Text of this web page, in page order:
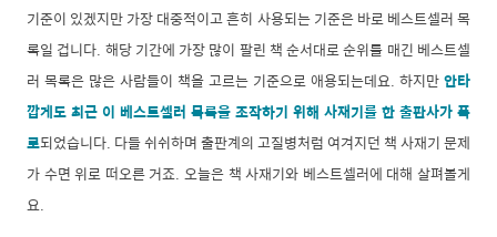
기준이 있겠지만 가장 대중적이고 흔히 사용되는 기준은 바로 베스트셀러 목
록일 겁니다. 해당 기간에 가장 많이 팔린 책 순서대로 순위를 매긴 베스트셀
러 목록은 많은 사람들이 책을 고르는 기준으로 애용되는데요. 하지만안타
깝게도 최근 이 베스트셀러 목록을 조작하기 위해 사재기를 한 출판사가 폭
로되었습니다. 다들 쉬쉬하며 출판계의 고질병처럼 여겨지던 책 사재기 문제
가 수면 위로 떠오른 거죠. 오늘은 책 사재기와 베스트셀러에 대해 살펴볼게
요.